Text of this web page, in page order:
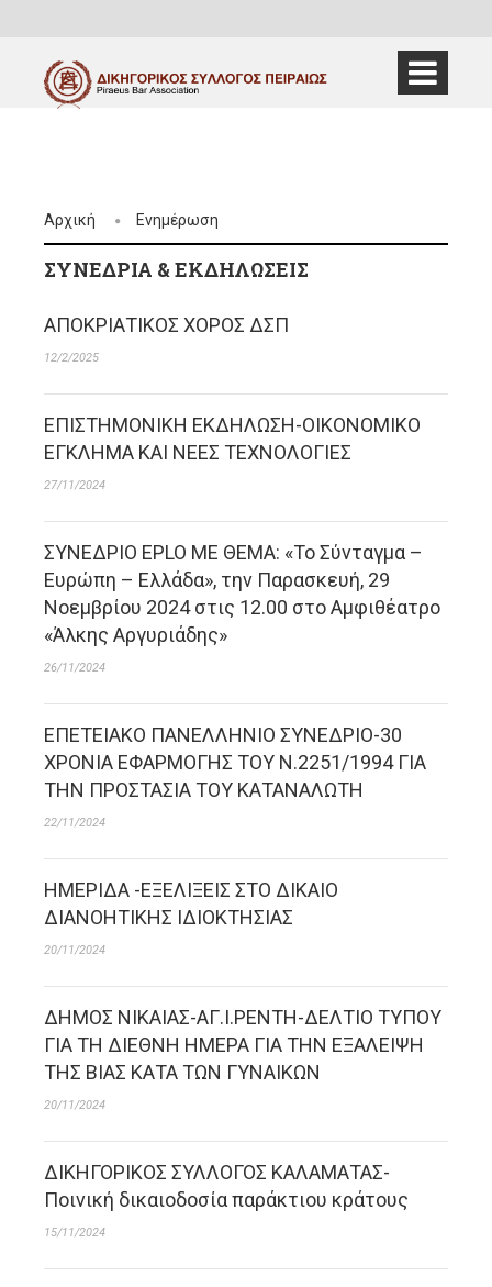
Αρχική Ενημέρωση
ΣΥΝΈΔΡΙΑ & ΕΚΔΗΛΏΣΕΙΣ
ΑΠΟΚΡΙΑΤΙΚΟΣ ΧΟΡΟΣ ΔΣΠ
12/2/2025
ΕΠΙΣΤΗΜΟΝΙΚΗ ΕΚΔΗΛΩΣΗ-ΟΙΚΟΝΟΜΙΚΟ
ΕΓΚΛΗΜΑ ΚΑΙ ΝΕΕΣ ΤΕΧΝΟΛΟΓΙΕΣ
27/11/2024
ΣΥΝΕΔΡΙΟ EPLO ΜΕ ΘΕΜΑ: «Το Σύνταγμα –
Ευρώπη – Ελλάδα», την Παρασκευή, 29
Νοεμβρίου 2024 στις 12.00 στο Αμφιθέατρο
«Άλκης Αργυριάδης»
26/11/2024
ΕΠΕΤΕΙΑΚΟ ΠΑΝΕΛΛΗΝΙΟ ΣΥΝΕΔΡΙΟ-30
ΧΡΟΝΙΑ ΕΦΑΡΜΟΓΗΣ ΤΟΥ Ν.2251/1994 ΓΙΑ
ΤΗΝ ΠΡΟΣΤΑΣΙΑ ΤΟΥ ΚΑΤΑΝΑΛΩΤΗ
22/11/2024
ΗΜΕΡΙΔΑ -ΕΞΕΛΙΞΕΙΣ ΣΤΟ ΔΙΚΑΙΟ
ΔΙΑΝΟΗΤΙΚΗΣ ΙΔΙΟΚΤΗΣΙΑΣ
20/11/2024
ΔΗΜΟΣ ΝΙΚΑΙΑΣ-ΑΓ.Ι.ΡΕΝΤΗ-ΔΕΛΤΙΟ ΤΥΠΟΥ
ΓΙΑ ΤΗ ΔΙΕΘΝΗ ΗΜΕΡΑ ΓΙΑ ΤΗΝ ΕΞΑΛΕΙΨΗ
ΤΗΣ ΒΙΑΣ ΚΑΤΑ ΤΩΝ ΓΥΝΑΙΚΩΝ
20/11/2024
ΔΙΚΗΓΟΡΙΚΟΣ ΣΥΛΛΟΓΟΣ ΚΑΛΑΜΑΤΑΣ-
Ποινική δικαιοδοσία παράκτιου κράτους
15/11/2024